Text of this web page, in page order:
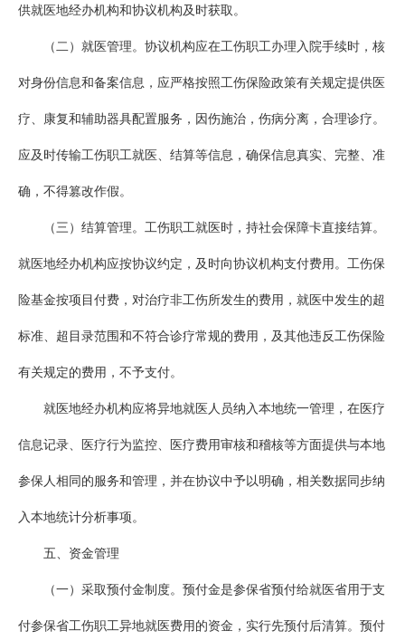
供就医地经办机构和协议机构及时获取。
（二）就医管理。协议机构应在工伤职工办理入院手续时，核
对身份信息和备案信息，应严格按照工伤保险政策有关规定提供医
疗、康复和辅助器具配置服务，因伤施治，伤病分离，合理诊疗。
应及时传输工伤职工就医、结算等信息，确保信息真实、完整、准
确，不得篡改作假。
（三）结算管理。工伤职工就医时，持社会保障卡直接结算。
就医地经办机构应按协议约定，及时向协议机构支付费用。工伤保
险基金按项目付费，对治疗非工伤所发生的费用，就医中发生的超
标准、超目录范围和不符合诊疗常规的费用，及其他违反工伤保险
有关规定的费用，不予支付。
就医地经办机构应将异地就医人员纳入本地统一管理，在医疗
信息记录、医疗行为监控、医疗费用审核和稽核等方面提供与本地
参保人相同的服务和管理，并在协议中予以明确，相关数据同步纳
入本地统计分析事项。
五、资金管理
（一）采取预付金制度。预付金是参保省预付给就医省用于支
付参保省工伤职工异地就医费用的资金，实行先预付后清算。预付